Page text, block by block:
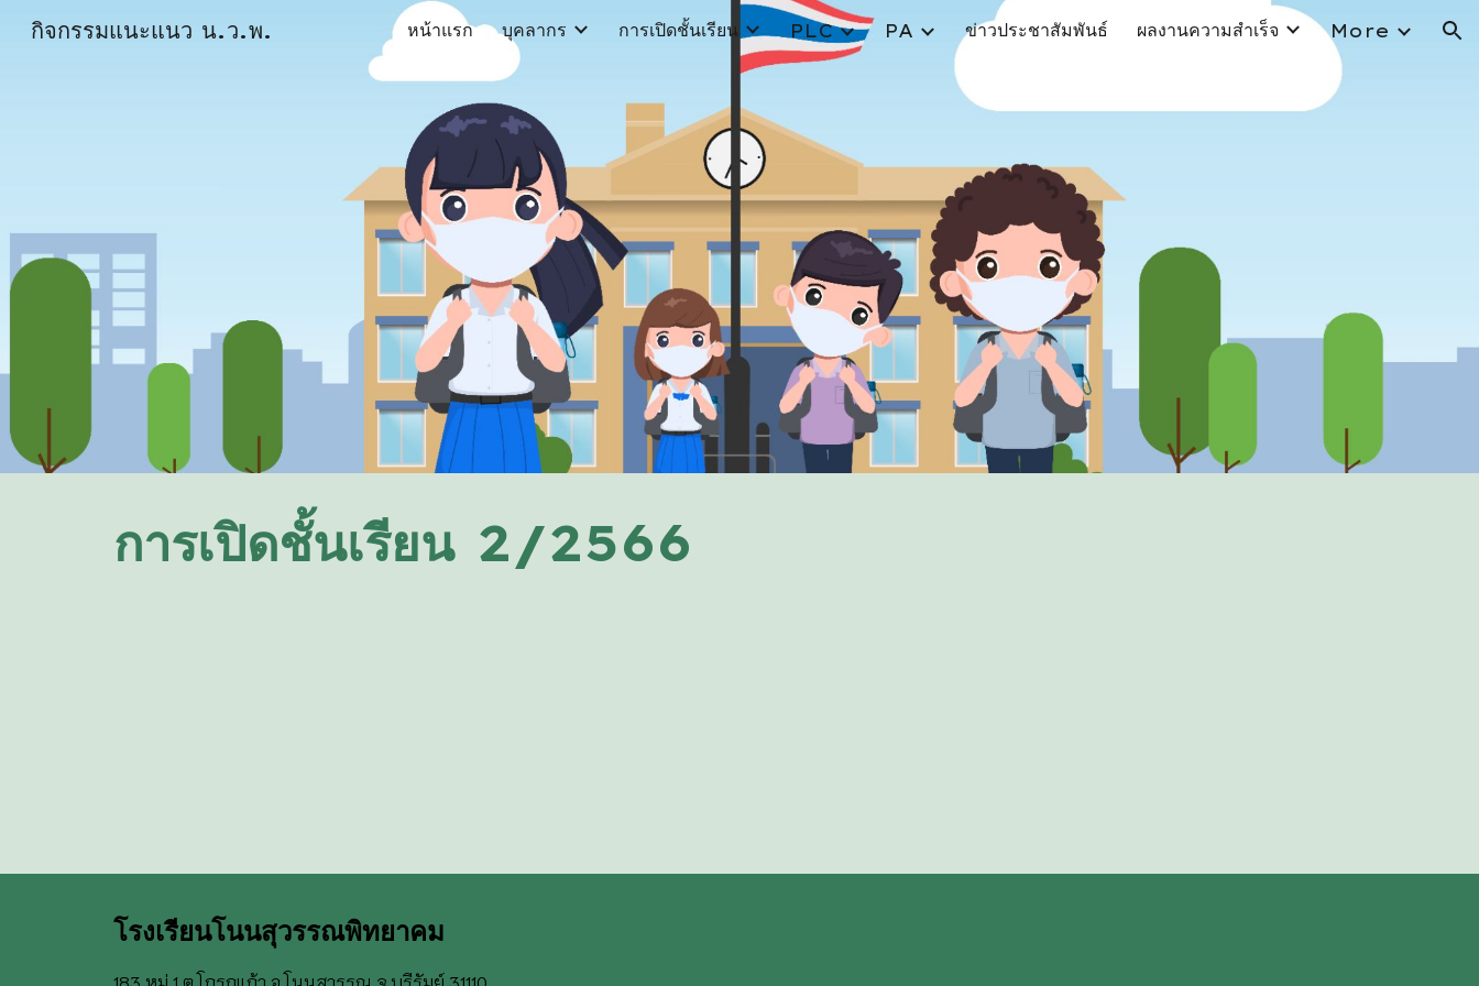
Skip to main content Skip to navigation
กิจกรรมแนะแนว น.ว.พ. หน้าแรก บุคลากร การเปิดชั้นเรียน PLC PA ข่าวประชาสัมพันธ์ ผลงานความสำเร็จ More
การเปิดชั้นเรียน 2/2566
โรงเรียนโนนสุวรรณพิทยาคม
183 หมู่ 1 ต.โกรกแก้ว อ.โนนสุวรรณ จ.บุรีรัมย์ 31110